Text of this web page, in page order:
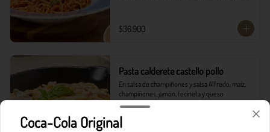
$36.900
Pasta calderete castello pollo
En salsa de champiñones y salsa Alfredo, maíz,
champiñones, jamón, tocineta y queso
parmesano.
Coca-Cola Original